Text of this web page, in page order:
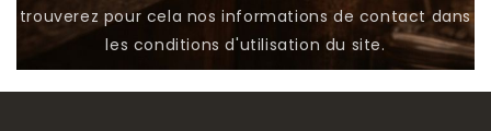
trouverez pour cela nos informations de contact dans
les conditions d'utilisation du site.